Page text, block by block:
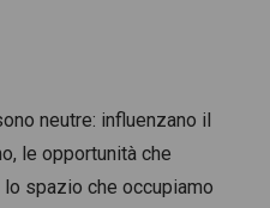
neutre: influenzano il
le opportunità che
spazio che occupiamo